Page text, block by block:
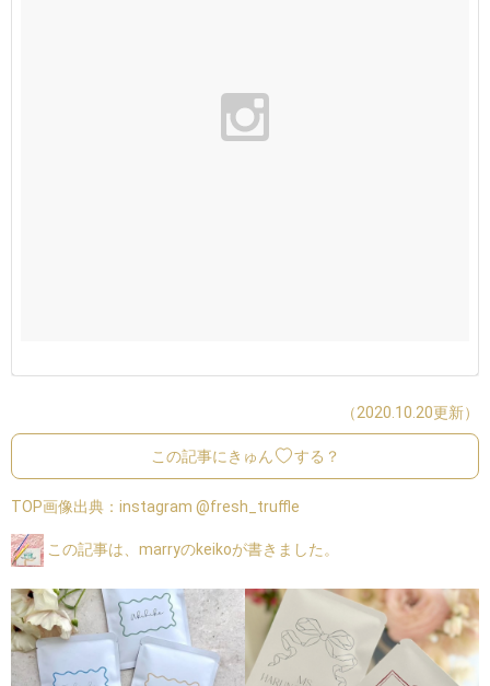
（2020.10.20更新）
この記事にきゅん する？
TOP画像出典： instagram @fresh_truffle
この記事は、marryのkeikoが書きました。